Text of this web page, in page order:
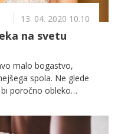
13. 04. 2020 10.10
na svetu
malo bogastvo,
spola. Ne glede
poročno obleko
Kar pa je še vedno
najdražjo poročno